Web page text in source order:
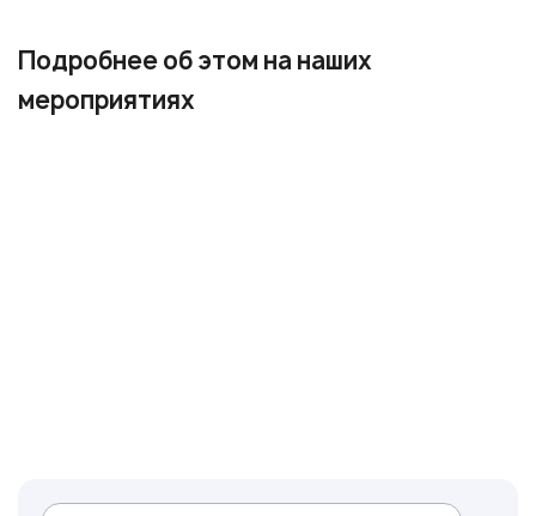
Подробнее об этом на наших
мероприятиях